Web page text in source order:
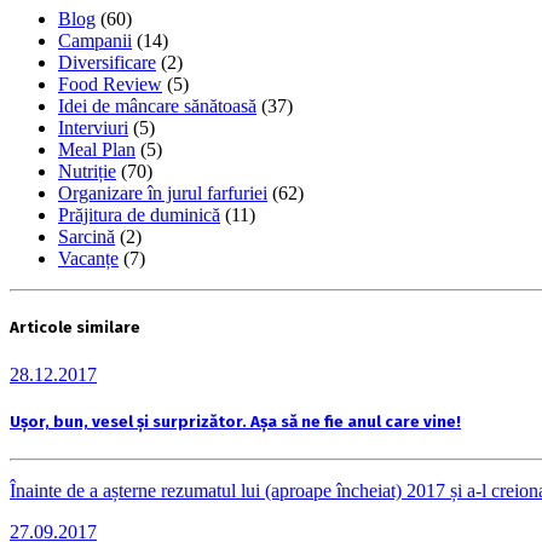
Blog (60)
Campanii (14)
Diversificare (2)
Food Review (5)
Idei de mâncare sănătoasă (37)
Interviuri (5)
Meal Plan (5)
Nutriție (70)
Organizare în jurul farfuriei (62)
Prăjitura de duminică (11)
Sarcină (2)
Vacanțe (7)
Articole similare
28.12.2017
Ușor, bun, vesel și surprizător. Așa să ne fie anul care vine!
Înainte de a așterne rezumatul lui (aproape încheiat) 2017 și a-l
27.09.2017